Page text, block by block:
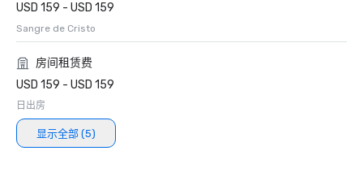
USD 159 - USD 159
Sangre de Cristo
房间租赁费
USD 159 - USD 159
日出房
显示全部 (5)